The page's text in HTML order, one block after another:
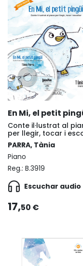
En Mi, el petit
Conte il·lustrat al
per llegir, tocar i
PARRA, Tània
Piano
Reg.: B.3919
Escuchar audio
17,50 €